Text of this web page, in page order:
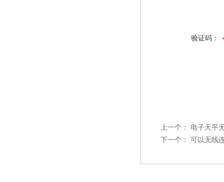
验证码：
上一个：
电子天平
下一个：
可以无线